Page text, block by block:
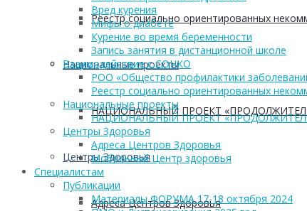
Реестр социально ориентированных
Национальные проекты
НАЦИОНАЛЬНЫЙ ПРОЕКТ
Центры Здоровья
Адреса Центров Здоровья
Вред курения
Мифы о диабете
Курение во время беременности
Запись занятия в дистанционной школе
Взаимодействие с СОНКО
РОО «Общество профилактики
Реестр социально ориентированных
Национальные проекты
НАЦИОНАЛЬНЫЙ ПРОЕКТ
Центры Здоровья
Адреса Центров Здоровья
Мобильный Центр здоровья
Cпециалистам
Публикации
Материалы ФОРУМА 17-18 октября 2024